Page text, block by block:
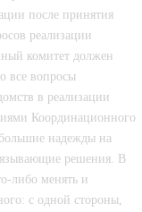
после принятия
реализации
комитет должен
все вопросы
в реализации
Координационного
надежды на
решения. В
либо менять и
с одной стороны,